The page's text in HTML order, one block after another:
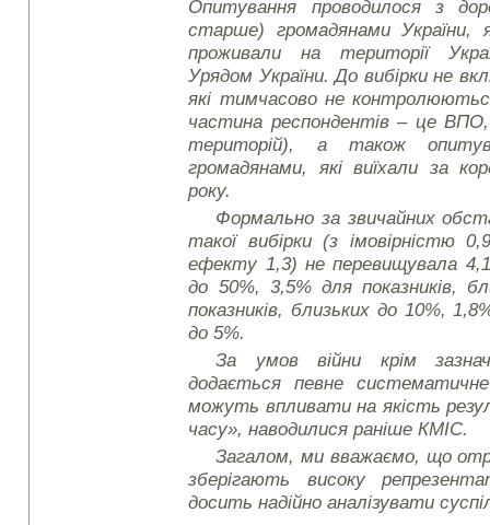
Опитування проводилося з
старше) громадянами України,
проживали на території
Урядом України. До вибірки не
які тимчасово не
частина респондентів – це ВПО,
територій), а також
громадянами, які виїхали за
року.
Формально за звичайних
такої вибірки (з імовірністю
ефекту 1,3) не перевищувала
до 50%, 3,5% для показників,
показників, близьких до 10%,
до 5%.
За умов війни крім
додається певне
можуть впливати на якість
часу», наводилися раніше КМІС.
Загалом, ми вважаємо, що
зберігають високу
досить надійно аналізувати